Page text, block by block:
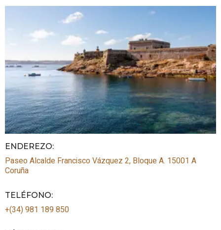
ENDEREZO:
Paseo Alcalde Francisco Vázquez 2, Bloque A. 15001 A
Coruña
TELÉFONO:
+(34) 981 189 850